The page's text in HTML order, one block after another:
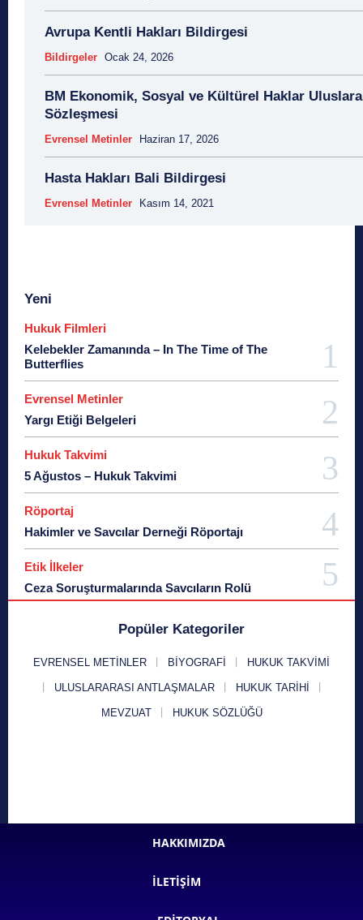
Avrupa Kentli Hakları Bildirgesi
Bildirgeler Ocak 24, 2026
BM Ekonomik, Sosyal ve Kültürel Haklar
Sözleşmesi
Evrensel Metinler Haziran 17, 2026
Hasta Hakları Bali Bildirgesi
Evrensel Metinler Kasım 14, 2021
Yeni
Hukuk Filmleri
Kelebekler Zamanında – In The Time of The
Butterflies
Evrensel Metinler
Yargı Etiği Belgeleri
Hukuk Takvimi
5 Ağustos – Hukuk Takvimi
Röportaj
Hakimler ve Savcılar Derneği Röportajı
Etik İlkeler
Ceza Soruşturmalarında Savcıların Rolü
Popüler Kategoriler
EVRENSEL METINLER BIYOGRAFI HUKUK TAKVIMI
ULUSLARARASI ANTLAŞMALAR HUKUK TARIHI
MEVZUAT HUKUK SÖZLÜĞÜ
HAKKIMIZDA
İLETIŞIM